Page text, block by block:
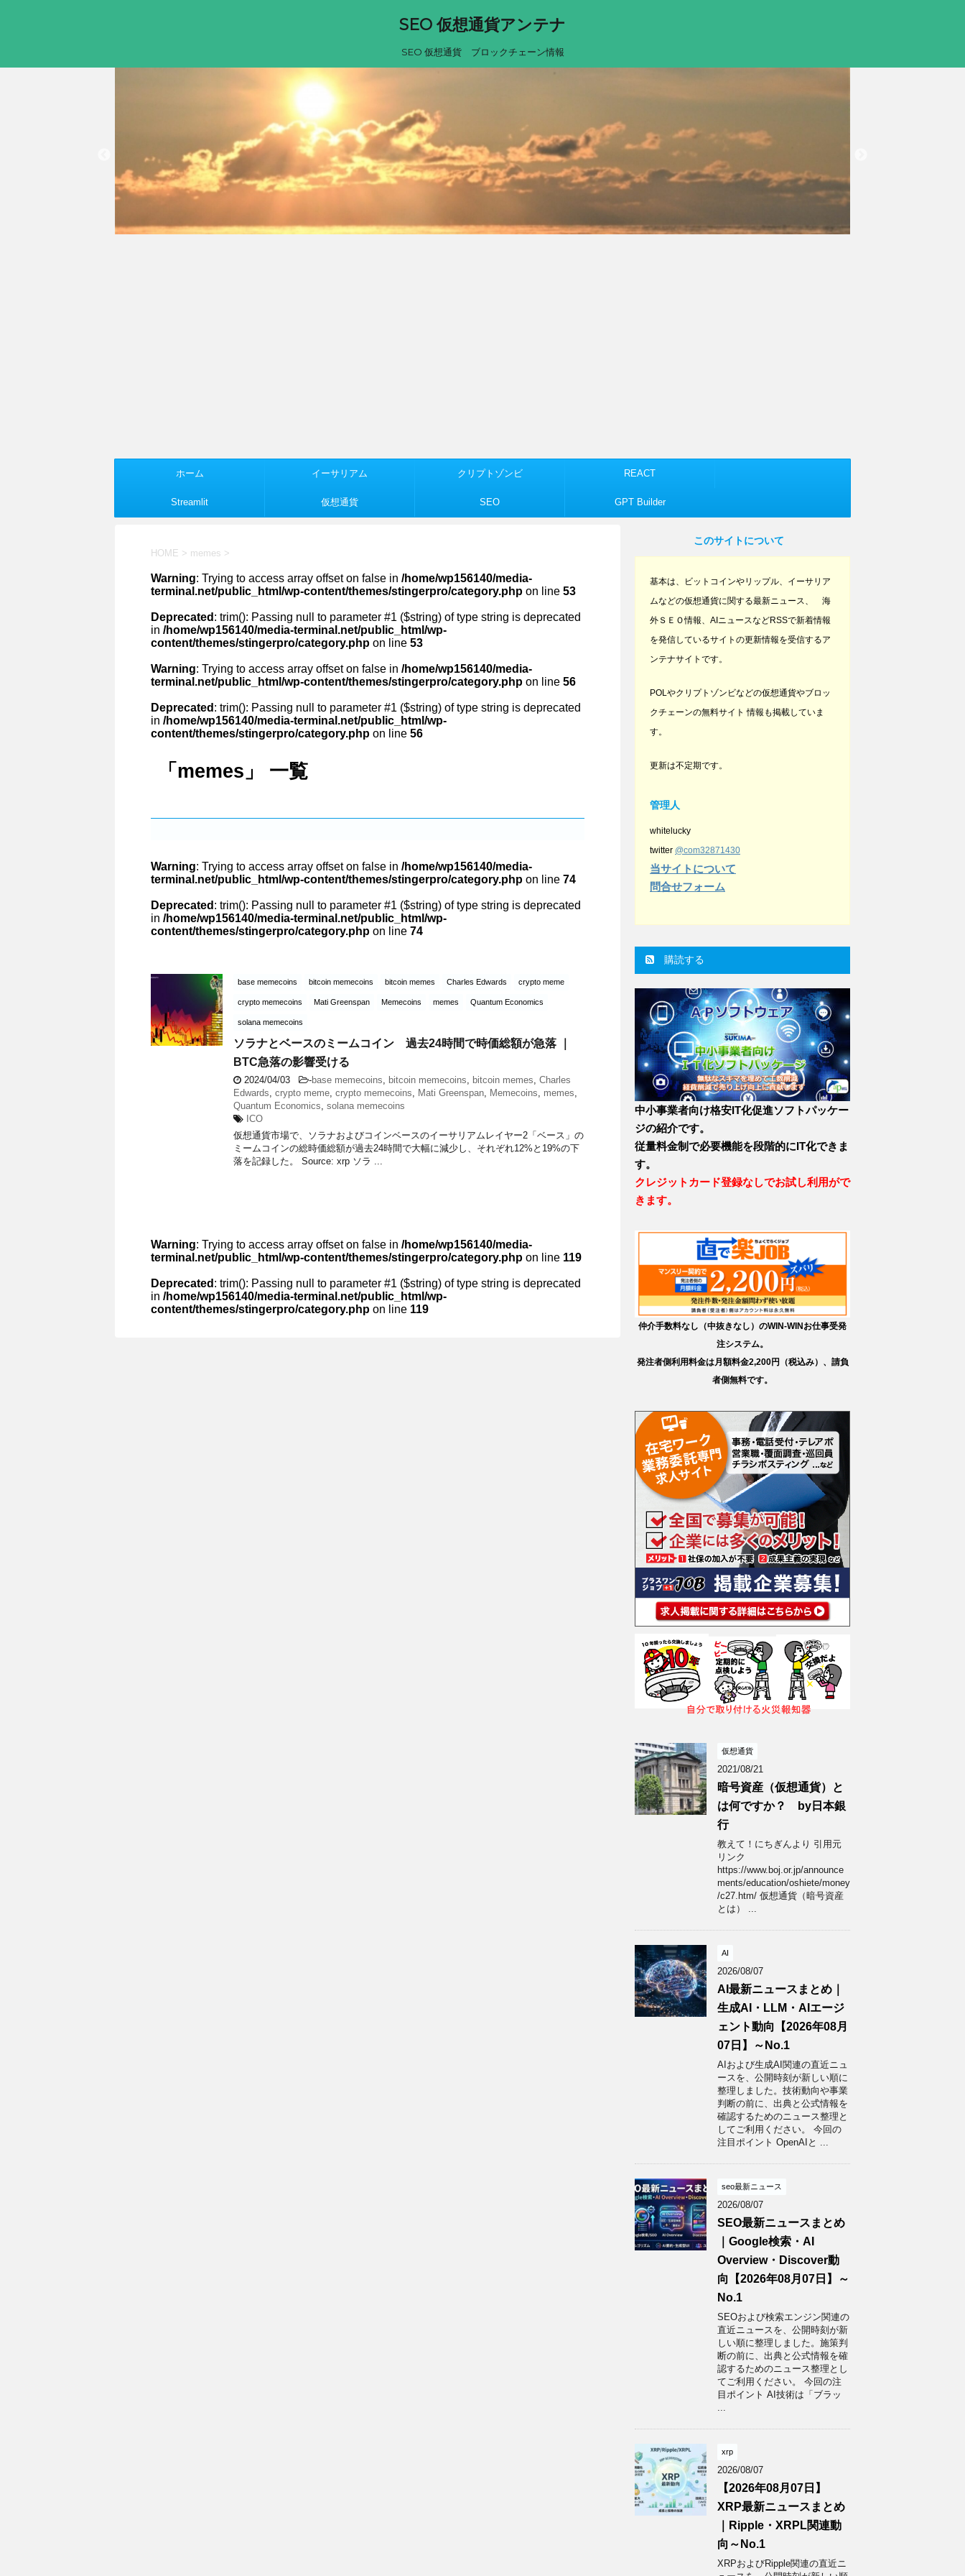
SEO 仮想通貨アンテナ
SEO 仮想通貨 ブロックチェーン情報
ホーム イーサリアム クリプトゾンビ REACT
Streamlit 仮想通貨 SEO GPT Builder
HOME > memes >
Warning: Trying to access array offset on false in /home/wp156140/media-
terminal.net/public_html/wp-content/themes/stingerpro/category.php on line 53
Deprecated : trim(): Passing null to parameter #1 ($string) of type string is deprecated
in /home/wp156140/media-terminal.net/public_html/wp-
content/themes/stingerpro/category.php on line 53
Warning: Trying to access array offset on false in /home/wp156140/media-
terminal.net/public_html/wp-content/themes/stingerpro/category.php on line 56
Deprecated : trim(): Passing null to parameter #1 ($string) of type string is deprecated
in /home/wp156140/media-terminal.net/public_html/wp-
content/themes/stingerpro/category.php on line 56
「memes」 一覧
Warning: Trying to access array offset on false in /home/wp156140/media-
terminal.net/public_html/wp-content/themes/stingerpro/category.php on line 74
Deprecated : trim(): Passing null to parameter #1 ($string) of type string is deprecated
in /home/wp156140/media-terminal.net/public_html/wp-
content/themes/stingerpro/category.php on line 74
base memecoins bitcoin memecoins bitcoin memes Charles Edwards crypto meme
crypto memecoins Mati Greenspan Memecoins memes Quantum Economics
solana memecoins
ソラナとベースのミームコイン 過去24時間で時価総額が急落 ｜
BTC急落の影響受ける
2024/04/03 -base memecoins, bitcoin memecoins, bitcoin memes, Charles
Edwards, crypto meme, crypto memecoins, Mati Greenspan, Memecoins, memes,
Quantum Economics, solana memecoins
ICO
仮想通貨市場で、ソラナおよびコインベースのイーサリアムレイヤー2「ベース」の
ミームコインの総時価総額が過去24時間で大幅に減少し、それぞれ12%と19%の下
落を記録した。 Source: xrp ソラ ...
Warning: Trying to access array offset on false in /home/wp156140/media-
terminal.net/public_html/wp-content/themes/stingerpro/category.php on line 119
Deprecated : trim(): Passing null to parameter #1 ($string) of type string is deprecated
in /home/wp156140/media-terminal.net/public_html/wp-
content/themes/stingerpro/category.php on line 119
このサイトについて
基本は、ビットコインやリップル、イーサリア
ムなどの仮想通貨に関する最新ニュース、 海
外ＳＥＯ情報、AIニュースなどRSSで新着情報
を発信しているサイトの更新情報を受信するア
ンテナサイトです。
POLやクリプトゾンビなどの仮想通貨やブロッ
クチェーンの無料サイト 情報も掲載していま
す。
更新は不定期です。
管理人
whitelucky
twitter @com32871430
当サイトについて
問合せフォーム
購読する
中小事業者向け格安IT化促進ソフトパッケー
ジの紹介です。
従量料金制で必要機能を段階的にIT化できま
す。
クレジットカード登録なしでお試し利用がで
きます。
仲介手数料なし（中抜きなし）のWIN-WINお仕事受発
注システム。
発注者側利用料金は月額料金2,200円（税込み）、請負
者側無料です。
仮想通貨
2021/08/21
暗号資産（仮想通貨）と
は何ですか？ by日本銀
行
教えて！にちぎんより 引用元
リンク
https://www.boj.or.jp/announce
ments/education/oshiete/money
/c27.htm/ 仮想通貨（暗号資産
とは） ...
AI
2026/08/07
AI最新ニュースまとめ｜
生成AI・LLM・AIエージ
ェント動向【2026年08月
07日】～No.1
AIおよび生成AI関連の直近ニュ
ースを、公開時刻が新しい順に
整理しました。技術動向や事業
判断の前に、出典と公式情報を
確認するためのニュース整理と
してご利用ください。 今回の
注目ポイント OpenAIと ...
seo最新ニュース
2026/08/07
SEO最新ニュースまとめ
｜Google検索・AI
Overview・Discover動
向【2026年08月07日】～
No.1
SEOおよび検索エンジン関連の
直近ニュースを、公開時刻が新
しい順に整理しました。施策判
断の前に、出典と公式情報を確
認するためのニュース整理とし
てご利用ください。 今回の注
目ポイント AI技術は「ブラッ
xrp
2026/08/07
【2026年08月07日】
XRP最新ニュースまとめ
｜Ripple・XRPL関連動
向～No.1
XRPおよびRipple関連の直近ニ